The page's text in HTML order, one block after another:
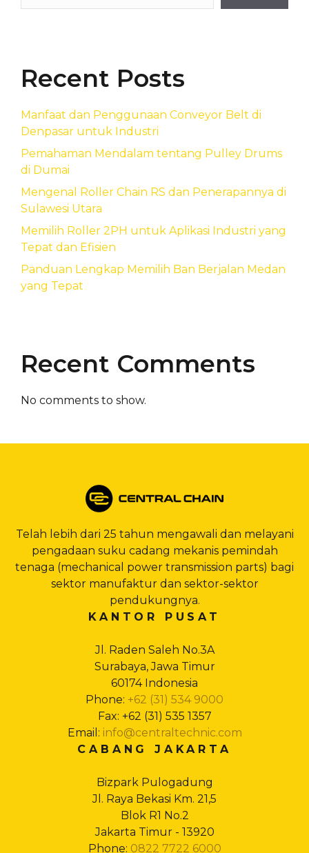
Recent Posts
Manfaat dan Penggunaan Conveyor Belt di
Denpasar untuk Industri
Pemahaman Mendalam tentang Pulley Drums
di Dumai
Mengenal Roller Chain RS dan Penerapannya di
Sulawesi Utara
Memilih Roller 2PH untuk Aplikasi Industri yang
Tepat dan Efisien
Panduan Lengkap Memilih Ban Berjalan Medan
yang Tepat
Recent Comments
No comments to show.
Telah lebih dari 25 tahun mengawali dan melayani
pengadaan suku cadang mekanis pemindah
tenaga (mechanical power transmission parts) bagi
sektor manufaktur dan sektor-sektor
pendukungnya.
KANTOR PUSAT
Jl. Raden Saleh No.3A
Surabaya, Jawa Timur
60174 Indonesia
Phone: +62 (31) 534 9000
Fax: +62 (31) 535 1357
Email: info@centraltechnic.com
CABANG JAKARTA
Bizpark Pulogadung
Jl. Raya Bekasi Km. 21,5
Blok R1 No.2
Jakarta Timur - 13920
Phone: 0822 7722 6000